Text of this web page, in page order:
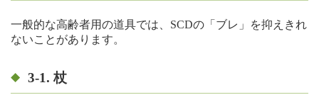
一般的な高齢者用の道具では、SCDの「ブレ」を抑えきれ
ないことがあります。
3-1. 杖